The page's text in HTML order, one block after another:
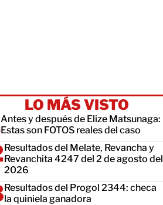
LO MÁS VISTO
Antes y después de Elize Matsunaga:
Estas son FOTOS reales del caso
Resultados del Melate, Revancha y
Revanchita 4247 del 2 de agosto del
2026
Resultados del Progol 2344: checa
la quiniela ganadora